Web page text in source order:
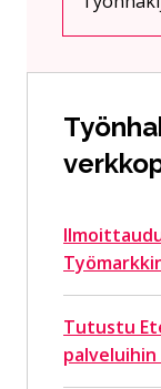
Klikkaa
Siirtyy
Tutustu
Siirtyy